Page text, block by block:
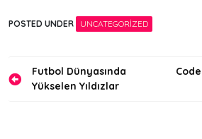
POSTED UNDER UNCATEGORIZED
Yazı
gezinmesi
Futbol Dünyasında
Yükselen Yıldızlar